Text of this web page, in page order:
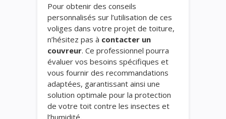
Pour obtenir des conseils
personnalisés sur l’utilisation de ces
voliges dans votre projet de toiture,
n’hésitez pas à contacter un
couvreur. Ce professionnel pourra
évaluer vos besoins spécifiques et
vous fournir des recommandations
adaptées, garantissant ainsi une
solution optimale pour la protection
de votre toit contre les insectes et
l’humidité.